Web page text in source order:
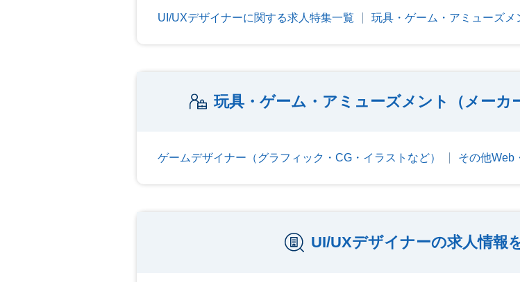
UI/UXデザイナーに関する求人特集一覧 玩具・ゲーム・アミューズ
玩具・ゲーム・アミューズメント（メーカ
ゲームデザイナー（グラフィック・CG・イラストなど） その他Web
UI/UXデザイナーの求人情報